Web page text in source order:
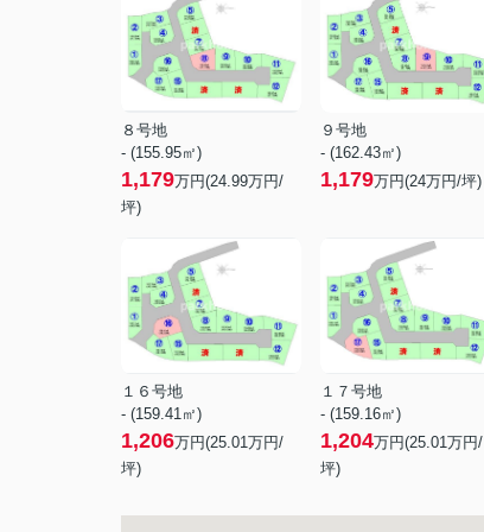
８号地
- (155.95㎡)
1,179万円(24.99万円/
坪)
９号地
- (162.43㎡)
1,179万円(24万円/坪)
１６号地
- (159.41㎡)
1,206万円(25.01万円/
坪)
１７号地
- (159.16㎡)
1,204万円(25.01万円/
坪)